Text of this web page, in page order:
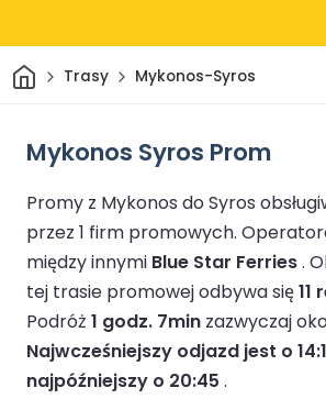
DomTrasy Mykonos-Syros
Mykonos Syros Prom
Promy z Mykonos do Syros
przez 1 firm promowych.
między innymi Blue Star Ferries.
tej trasie promowej odbywa się11
Podróż 1 godz. 7min zazwyczaj
Najwcześniejszy odjazd jest o
najpóźniejszy o 20:45 .